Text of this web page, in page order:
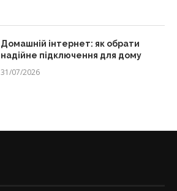
Домашній інтернет: як обрати
надійне підключення для дому
31/07/2026